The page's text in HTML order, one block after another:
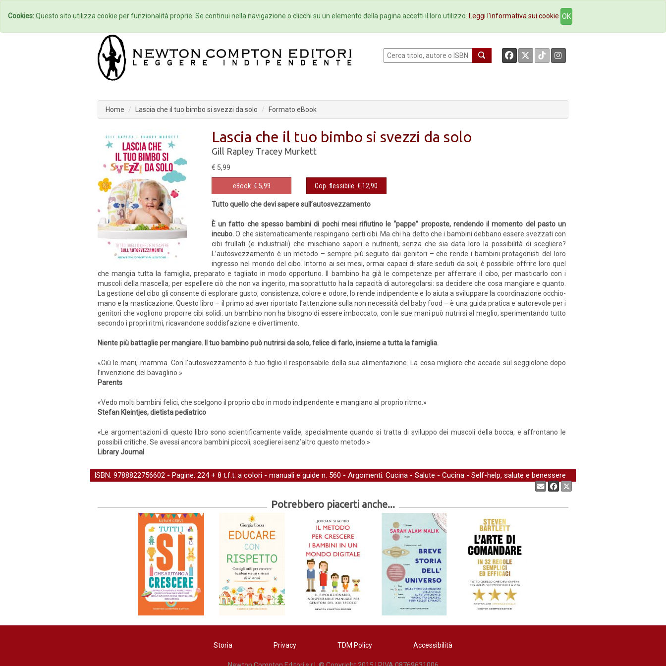
Home Autori Eventi Collane Newsletter Ebookstore Contatti
Home Lascia che il tuo bimbo si svezzi da solo Formato eBook
Lascia che il tuo bimbo si svezzi da solo
Gill Rapley Tracey Murkett
€ 5,99
eBook € 5,99 Cop. flessibile € 12,90
Tutto quello che devi sapere sull’autosvezzamento
È un fatto che spesso bambini di pochi mesi rifiutino le “pappe” proposte, rendendo il momento del pasto un
incubo.O che sistematicamente respingano certi cibi. Ma chi ha detto che i bambini debbano essere svezzati con
cibi frullati (e industriali) che mischiano sapori e nutrienti, senza che sia data loro la possibilità di scegliere?
L’autosvezzamento è un metodo – sempre più seguito dai genitori – che rende i bambini protagonisti del loro
ingresso nel mondo del cibo. Intorno ai sei mesi, ormai capaci di stare seduti da soli, è possibile offrire loro quel
che mangia tutta la famiglia, preparato e tagliato in modo opportuno. Il bambino ha già le competenze per afferrare il cibo, per masticarlo con i
muscoli della mascella, per espellere ciò che non va ingerito, ma soprattutto ha la capacità di autoregolarsi: sa decidere che cosa mangiare e quanto.
La gestione del cibo gli consente di esplorare gusto, consistenza, colore e odore, lo rende indipendente e lo aiuta a sviluppare la coordinazione occhio-
mano e la masticazione. Questo libro – il primo ad aver riportato l’attenzione sulla non necessità del baby food – è una guida pratica e autorevole per i
genitori che vogliono proporre cibi solidi: un bambino non ha bisogno di essere imboccato, con le sue mani può nutrirsi al meglio, sperimentando tutto
secondo i propri ritmi, ricavandone soddisfazione e divertimento.
Niente più battaglie per mangiare. Il tuo bambino può nutrirsi da solo, felice di farlo, insieme a tutta la famiglia.
«Giù le mani, mamma. Con l’autosvezzamento è tuo figlio il responsabile della sua alimentazione. La cosa migliore che accade sul seggiolone dopo
l’invenzione del bavaglino.»
Parents
«Vedo molti bambini felici, che scelgono il proprio cibo in modo indipendente e mangiano al proprio ritmo.»
Stefan Kleintjes, dietista pediatrico
«Le argomentazioni di questo libro sono scientificamente valide, specialmente quando si tratta di sviluppo dei muscoli della bocca, e affrontano le
possibili critiche. Se avessi ancora bambini piccoli, sceglierei senz’altro questo metodo.»
Library Journal
ISBN: 9788822756602 - Pagine: 224 + 8 t.f.t. a colori - manuali e guide n. 560 - Argomenti: Cucina - Salute - Cucina - Self-help, salute e benessere
Potrebbero piacerti anche...
Storia Privacy TDM Policy Accessibilità
Cookies:Questo sito utilizza cookie per funzionalità proprie. Se continui nella navigazione o clicchi su un elemento della pagina accetti il loro utilizzo. Leggi l'informativa sui cookie OK